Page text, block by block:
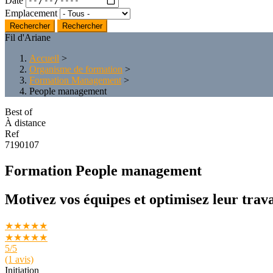
Emplacement
Rechercher
Fil d'Ariane
Accueil >
Organisme de formation >
Formation Management >
People management
Best of
À distance
Ref
7190107
Formation People management
Motivez vos équipes et optimisez leur
★★★★★
★★★★★
5/5
(1 avis)
Initiation